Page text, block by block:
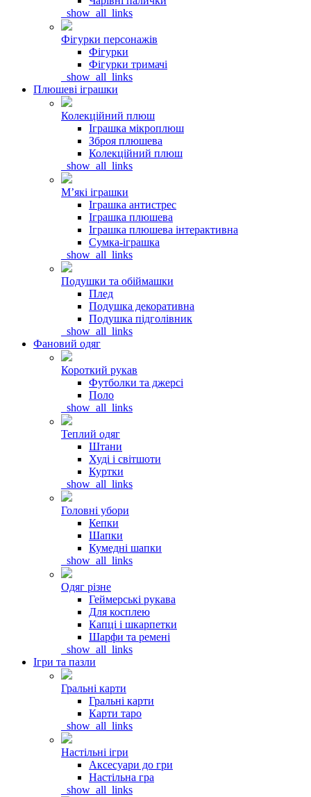
_show_all_links
Фігурки персонажів
Фігурки
Фігурки тримачі
_show_all_links
Плюшеві іграшки
Колекційний плюш
Іграшка мікроплюш
Зброя плюшева
Колекційний плюш
_show_all_links
Мʼякі іграшки
Іграшка антистрес
Іграшка плюшева
Іграшка плюшева інтерактивна
Сумка-іграшка
_show_all_links
Подушки та обіймашки
Плед
Подушка декоративна
Подушка підголівник
_show_all_links
Фановий одяг
Короткий рукав
Футболки та джерсі
Поло
_show_all_links
Теплий одяг
Штани
Худі і світшоти
Куртки
_show_all_links
Головні убори
Кепки
Шапки
Кумедні шапки
_show_all_links
Одяг різне
Геймерські рукава
Для косплею
Капці і шкарпетки
Шарфи та ремені
_show_all_links
Ігри та пазли
Гральні карти
Гральні карти
Карти таро
_show_all_links
Настільні ігри
Аксесуари до гри
Настільна гра
_show_all_links